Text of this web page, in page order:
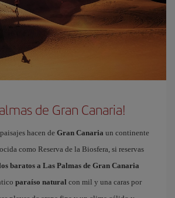
de Gran Canaria!
hacen de Gran Canaria un continente
como Reserva de la Biosfera, si reservas
baratos a Las Palmas de Gran Canaria
paraíso natural con mil y una caras por